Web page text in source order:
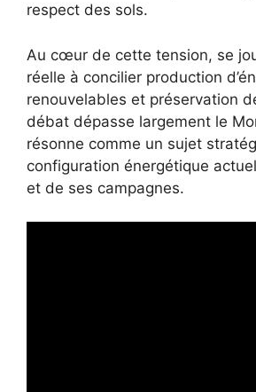
respect des sols.
Au cœur de cette tension, se
réelle à concilier production
renouvelables et préservation
débat dépasse largement le
résonne comme un sujet
configuration énergétique
et de ses campagnes.